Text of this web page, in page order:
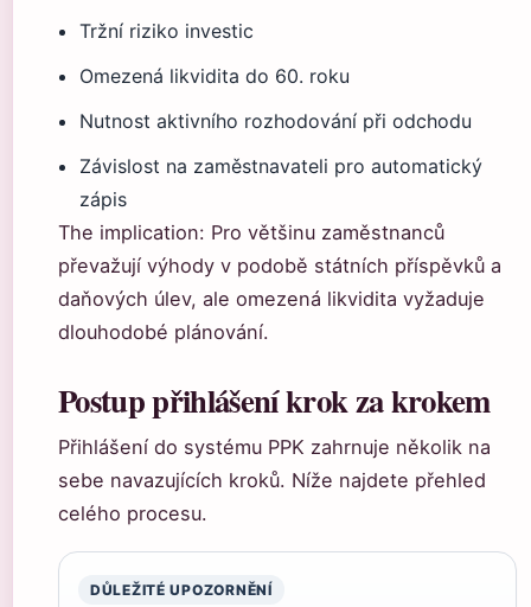
Tržní riziko investic
Omezená likvidita do 60. roku
Nutnost aktivního rozhodování při odchodu
Závislost na zaměstnavateli pro automatický
zápis
The implication: Pro většinu zaměstnanců
převažují výhody v podobě státních příspěvků a
daňových úlev, ale omezená likvidita vyžaduje
dlouhodobé plánování.
Postup přihlášení krok za krokem
Přihlášení do systému PPK zahrnuje několik na
sebe navazujících kroků. Níže najdete přehled
celého procesu.
DŮLEŽITÉ UPOZORNĚNÍ